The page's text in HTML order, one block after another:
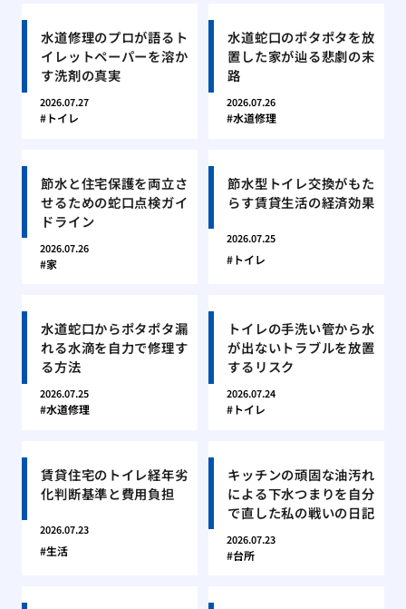
水道修理のプロが語るト
イレットペーパーを溶か
す洗剤の真実
2026.07.27
トイレ
水道蛇口のポタポタを放
置した家が辿る悲劇の末
路
2026.07.26
水道修理
節水と住宅保護を両立さ
せるための蛇口点検ガイ
ドライン
2026.07.26
家
節水型トイレ交換がもた
らす賃貸生活の経済効果
2026.07.25
トイレ
水道蛇口からポタポタ漏
れる水滴を自力で修理す
る方法
2026.07.25
水道修理
トイレの手洗い管から水
が出ないトラブルを放置
するリスク
2026.07.24
トイレ
賃貸住宅のトイレ経年劣
化判断基準と費用負担
2026.07.23
生活
キッチンの頑固な油汚れ
による下水つまりを自分
で直した私の戦いの日記
2026.07.23
台所